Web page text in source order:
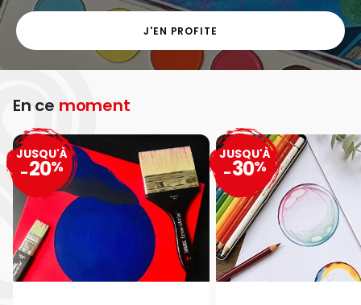
J'EN PROFITE
En ce moment
JUSQU'À
-20%
JUSQU'À
-30%